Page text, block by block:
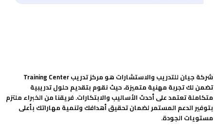
شركة جيان للتدريب والاستشارات هو مركز تدريب Training Center
تضمن لك تجربة مهنية متميزة، حيث نقوم بتقديم حلول تدريبية
متكاملة تعتمد على أحدث الأساليب والابتكارات. فريقنا من الخبراء ملتزم
بتوفير الدعم المستمر لضمان تحقيق أهدافك وتنمية مهاراتك بأعلى
مستويات الجودة.